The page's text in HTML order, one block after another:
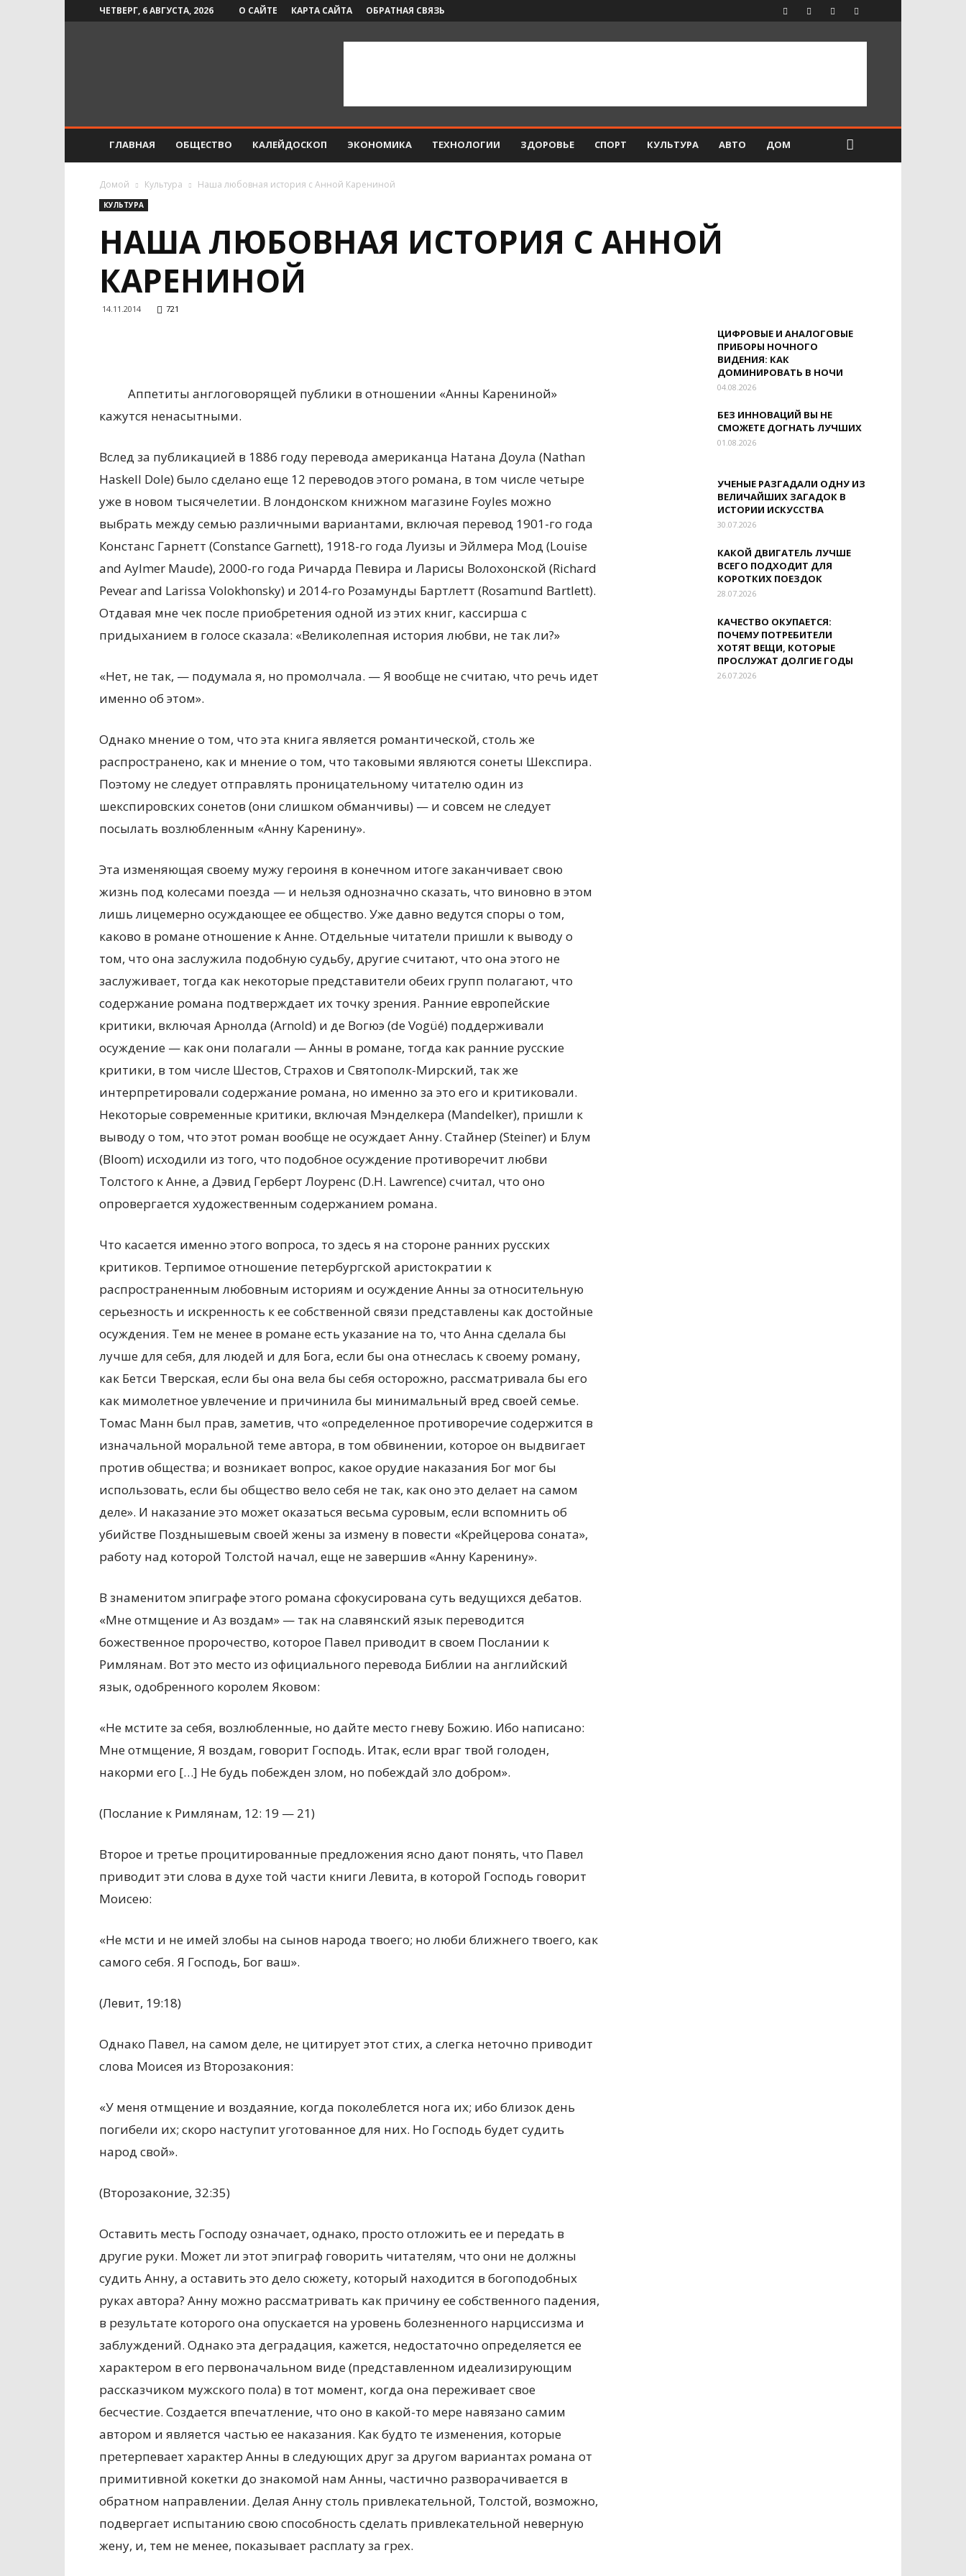
ЧЕТВЕРГ, 6 АВГУСТА, 2026 О САЙТЕ КАРТА САЙТА ОБРАТНАЯ СВЯЗЬ
ГЛАВНАЯ ОБЩЕСТВО КАЛЕЙДОСКОП ЭКОНОМИКА ТЕХНОЛОГИИ ЗДОРОВЬЕ СПОРТ КУЛЬТУРА АВТО ДОМ
Домой Культура Наша любовная история с Анной Карениной
КУЛЬТУРА
НАША ЛЮБОВНАЯ ИСТОРИЯ С АННОЙ
КАРЕНИНОЙ
14.11.2014 721
Аппетиты англоговорящей публики в отношении «Анны Карениной»
кажутся ненасытными.
Вслед за публикацией в 1886 году перевода американца Натана Доула (Nathan
Haskell Dole) было сделано еще 12 переводов этого романа, в том числе четыре
уже в новом тысячелетии. В лондонском книжном магазине Foyles можно
выбрать между семью различными вариантами, включая перевод 1901-го года
Констанс Гарнетт (Constance Garnett), 1918-го года Луизы и Эйлмера Мод (Louise
and Aylmer Maude), 2000-го года Ричарда Певира и Ларисы Волохонской (Richard
Pevear and Larissa Volokhonsky) и 2014-го Розамунды Бартлетт (Rosamund Bartlett).
Отдавая мне чек после приобретения одной из этих книг, кассирша с
придыханием в голосе сказала: «Великолепная история любви, не так ли?»
«Нет, не так, — подумала я, но промолчала. — Я вообще не считаю, что речь идет
именно об этом».
Однако мнение о том, что эта книга является романтической, столь же
распространено, как и мнение о том, что таковыми являются сонеты Шекспира.
Поэтому не следует отправлять проницательному читателю один из
шекспировских сонетов (они слишком обманчивы) — и совсем не следует
посылать возлюбленным «Анну Каренину».
Эта изменяющая своему мужу героиня в конечном итоге заканчивает свою
жизнь под колесами поезда — и нельзя однозначно сказать, что виновно в этом
лишь лицемерно осуждающее ее общество. Уже давно ведутся споры о том,
каково в романе отношение к Анне. Отдельные читатели пришли к выводу о
том, что она заслужила подобную судьбу, другие считают, что она этого не
заслуживает, тогда как некоторые представители обеих групп полагают, что
содержание романа подтверждает их точку зрения. Ранние европейские
критики, включая Арнолда (Arnold) и де Вогюэ (de Vogüé) поддерживали
осуждение — как они полагали — Анны в романе, тогда как ранние русские
критики, в том числе Шестов, Страхов и Святополк-Мирский, так же
интерпретировали содержание романа, но именно за это его и критиковали.
Некоторые современные критики, включая Мэнделкера (Mandelker), пришли к
выводу о том, что этот роман вообще не осуждает Анну. Стайнер (Steiner) и Блум
(Bloom) исходили из того, что подобное осуждение противоречит любви
Толстого к Анне, а Дэвид Герберт Лоуренс (D.H. Lawrence) считал, что оно
опровергается художественным содержанием романа.
Что касается именно этого вопроса, то здесь я на стороне ранних русских
критиков. Терпимое отношение петербургской аристократии к
распространенным любовным историям и осуждение Анны за относительную
серьезность и искренность к ее собственной связи представлены как достойные
осуждения. Тем не менее в романе есть указание на то, что Анна сделала бы
лучше для себя, для людей и для Бога, если бы она отнеслась к своему роману,
как Бетси Тверская, если бы она вела бы себя осторожно, рассматривала бы его
как мимолетное увлечение и причинила бы минимальный вред своей семье.
Томас Манн был прав, заметив, что «определенное противоречие содержится в
изначальной моральной теме автора, в том обвинении, которое он выдвигает
против общества; и возникает вопрос, какое орудие наказания Бог мог бы
использовать, если бы общество вело себя не так, как оно это делает на самом
деле». И наказание это может оказаться весьма суровым, если вспомнить об
убийстве Позднышевым своей жены за измену в повести «Крейцерова соната»,
работу над которой Толстой начал, еще не завершив «Анну Каренину».
В знаменитом эпиграфе этого романа сфокусирована суть ведущихся дебатов.
«Мне отмщение и Аз воздам» — так на славянский язык переводится
божественное пророчество, которое Павел приводит в своем Послании к
Римлянам. Вот это место из официального перевода Библии на английский
язык, одобренного королем Яковом:
«Не мстите за себя, возлюбленные, но дайте место гневу Божию. Ибо написано:
Мне отмщение, Я воздам, говорит Господь. Итак, если враг твой голоден,
накорми его […] Не будь побежден злом, но побеждай зло добром».
(Послание к Римлянам, 12: 19 — 21)
Второе и третье процитированные предложения ясно дают понять, что Павел
приводит эти слова в духе той части книги Левита, в которой Господь говорит
Моисею:
«Не мсти и не имей злобы на сынов народа твоего; но люби ближнего твоего, как
самого себя. Я Господь, Бог ваш».
(Левит, 19:18)
Однако Павел, на самом деле, не цитирует этот стих, а слегка неточно приводит
слова Моисея из Второзакония:
«У меня отмщение и воздаяние, когда поколеблется нога их; ибо близок день
погибели их; скоро наступит уготованное для них. Но Господь будет судить
народ свой».
(Второзаконие, 32:35)
Оставить месть Господу означает, однако, просто отложить ее и передать в
другие руки. Может ли этот эпиграф говорить читателям, что они не должны
судить Анну, а оставить это дело сюжету, который находится в богоподобных
руках автора? Анну можно рассматривать как причину ее собственного падения,
в результате которого она опускается на уровень болезненного нарциссизма и
заблуждений. Однако эта деградация, кажется, недостаточно определяется ее
характером в его первоначальном виде (представленном идеализирующим
рассказчиком мужского пола) в тот момент, когда она переживает свое
бесчестие. Создается впечатление, что оно в какой-то мере навязано самим
автором и является частью ее наказания. Как будто те изменения, которые
претерпевает характер Анны в следующих друг за другом вариантах романа от
примитивной кокетки до знакомой нам Анны, частично разворачивается в
обратном направлении. Делая Анну столь привлекательной, Толстой, возможно,
подвергает испытанию свою способность сделать привлекательной неверную
жену, и, тем не менее, показывает расплату за грех.
ЦИФРОВЫЕ И АНАЛОГОВЫЕ
ПРИБОРЫ НОЧНОГО
ВИДЕНИЯ: КАК
ДОМИНИРОВАТЬ В НОЧИ
04.08.2026
БЕЗ ИННОВАЦИЙ ВЫ НЕ
СМОЖЕТЕ ДОГНАТЬ ЛУЧШИХ
01.08.2026
УЧЕНЫЕ РАЗГАДАЛИ ОДНУ ИЗ
ВЕЛИЧАЙШИХ ЗАГАДОК В
ИСТОРИИ ИСКУССТВА
30.07.2026
КАКОЙ ДВИГАТЕЛЬ ЛУЧШЕ
ВСЕГО ПОДХОДИТ ДЛЯ
КОРОТКИХ ПОЕЗДОК
28.07.2026
КАЧЕСТВО ОКУПАЕТСЯ:
ПОЧЕМУ ПОТРЕБИТЕЛИ
ХОТЯТ ВЕЩИ, КОТОРЫЕ
ПРОСЛУЖАТ ДОЛГИЕ ГОДЫ
26.07.2026